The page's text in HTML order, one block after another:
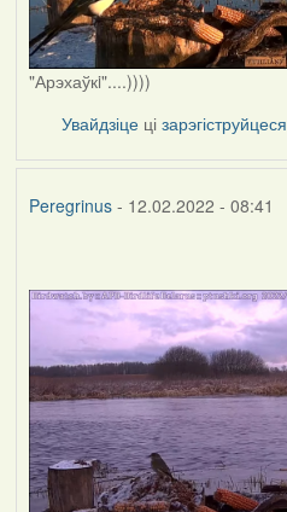
"Арэхаўкi"....))))
Увайдзіце цізарэгіструйцеся
Peregrinus- 12.02.2022 - 08:41